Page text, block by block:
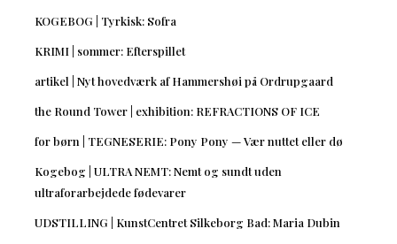
KOGEBOG | Tyrkisk: Sofra
KRIMI | sommer: Efterspillet
artikel | Nyt hovedværk af Hammershøi på Ordrupgaard
the Round Tower | exhibition: REFRACTIONS OF ICE
for børn | TEGNESERIE: Pony Pony — Vær nuttet eller dø
Kogebog | ULTRA NEMT: Nemt og sundt uden
ultraforarbejdede fødevarer
UDSTILLING | KunstCentret Silkeborg Bad: Maria Dubin